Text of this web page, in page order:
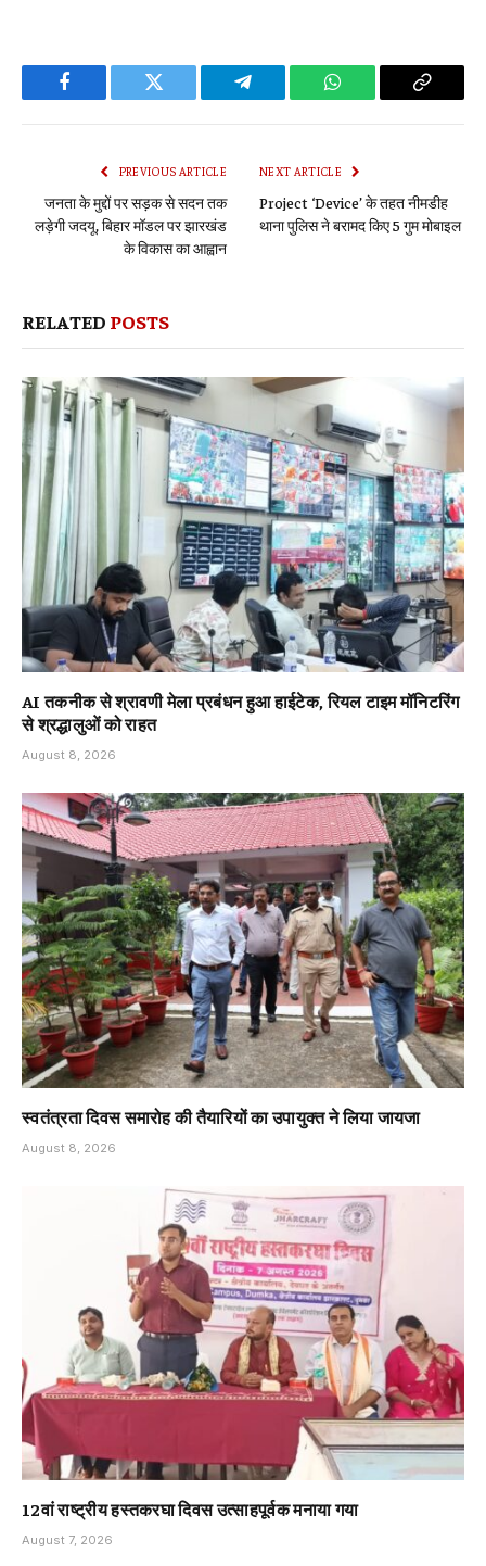
Facebook Twitter Telegram WhatsApp Copy
PREVIOUS ARTICLE
जनता के मुद्दों पर सड़क से सदन तक
लड़ेगी जदयू, बिहार मॉडल पर झारखंड
के विकास का आह्वान
NEXT ARTICLE
Project ‘Device’ के तहत नीमडीह
थाना पुलिस ने बरामद किए 5 गुम मोबाइल
RELATED POSTS
AI तकनीक से श्रावणी मेला प्रबंधन हुआ हाईटेक, रियल टाइम मॉनिटरिंग
से श्रद्धालुओं को राहत
August 8, 2026
स्वतंत्रता दिवस समारोह की तैयारियों का उपायुक्त ने लिया जायजा
August 8, 2026
12वां राष्ट्रीय हस्तकरघा दिवस उत्साहपूर्वक मनाया गया
August 7, 2026